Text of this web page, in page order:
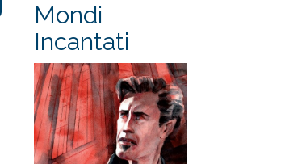
Mondi
Incantati